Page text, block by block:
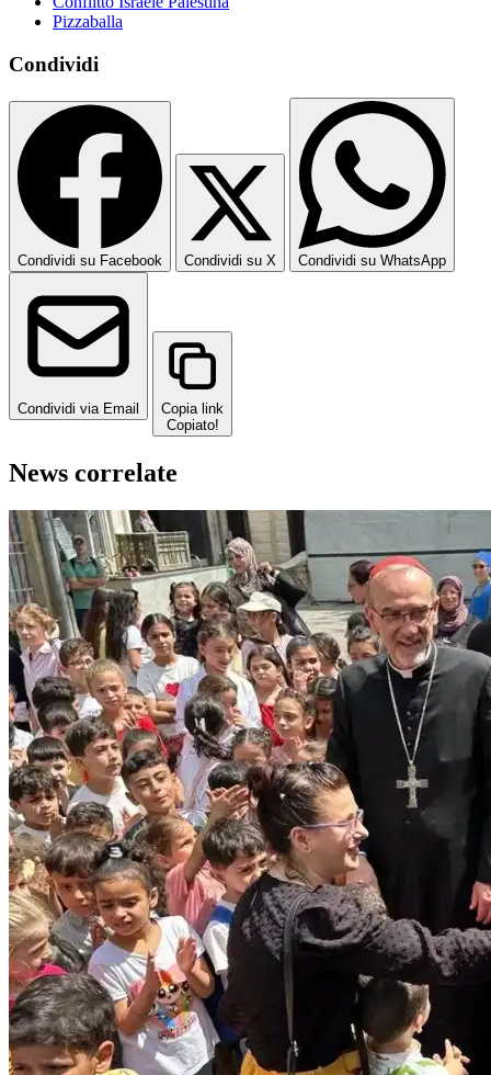
Pizzaballa
Condividi
Condividi su Facebook Condividi su X Condividi su WhatsApp
Condividi via Email
Copia link
Copiato!
News correlate